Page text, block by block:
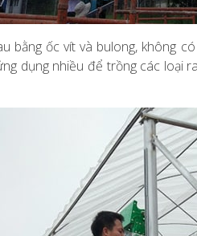
bằng ốc vít và bulong, không
dụng nhiều để trồng các loại